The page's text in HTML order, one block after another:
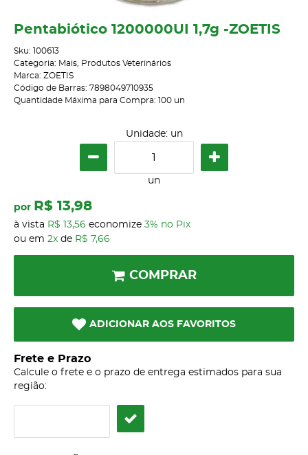
Pentabiótico 1200000UI 1,7g -ZOETIS
Sku: 100613
Categoria: Mais
Produtos Veterinários
Marca: ZOETIS
Código de Barras: 7898049710935
Quantidade Máxima para Compra: 100 un
Unidade: un
un
por R$ 13,98
à vista R$ 13,56 economize 3% no Pix
ou em 2x de R$ 7,66
COMPRAR
ADICIONAR AOS FAVORITOS
Frete e Prazo
Calcule o frete e o prazo de entrega estimados para sua
região: